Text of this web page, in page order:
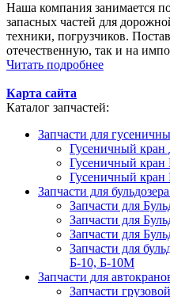
Наша компания занимается
запасных частей для
техники, погрузчиков.
отечественную, так и на
Читать подробнее
Карта сайта
Каталог запчастей:
Запчасти для
Гусеничный
Гусеничный
Гусеничный
Запчасти для
Запчасти для
Запчасти для
Запчасти для
Запчасти для
Б-10, Б-10М
Запчасти для
Запчасти